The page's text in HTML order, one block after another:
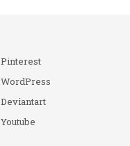
Pinterest
WordPress
Deviantart
Youtube